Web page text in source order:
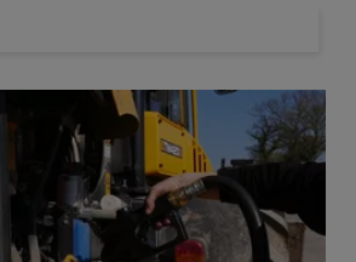
Tous les nouveaux modèles de tracteurs
petit réservoir d’AdBlue avec un
consommation d’AdBlue représente entre
de GNR
», souligne le représentant